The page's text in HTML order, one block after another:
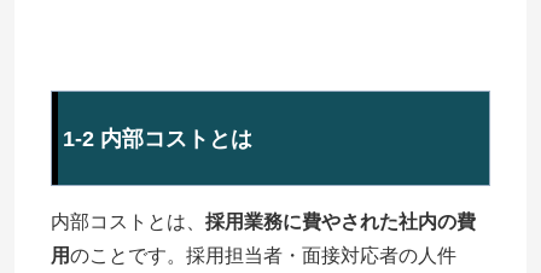
1-2 内部コストとは
内部コストとは、 採用業務に費やされた社内の費
用のことです。採用担当者・面接対応者の人件